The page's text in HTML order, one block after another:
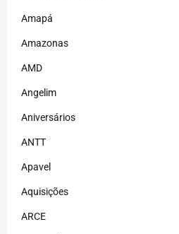
Amapá
Amazonas
AMD
Angelim
Aniversários
ANTT
Apavel
Aquisições
ARCE